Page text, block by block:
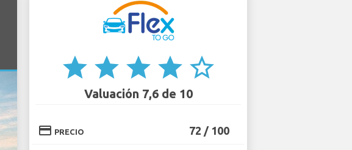
star star star star star_border
Valuación 7,6 de 10
credit_card PRECIO 72 / 100